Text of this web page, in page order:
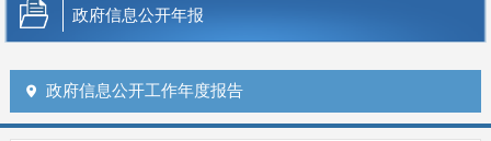
政府信息公开年报
 政府信息公开工作年度报告